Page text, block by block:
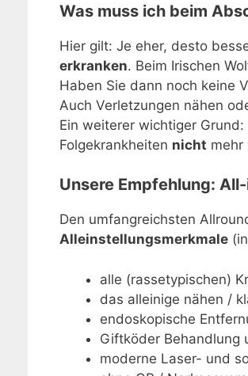
Was muss ich beim
Hier gilt: Je eher, desto
erkranken. Beim Irischen
Haben Sie dann noch keine
Auch Verletzungen nähen
Ein weiterer wichtiger
Folgekrankheiten nicht mehr
Unsere Empfehlung:
Den umfangreichsten
Alleinstellungsmerkmale(in
alle (rassetypischen)
das alleinige nähen /
endoskopische
Giftköder Behandlung
moderne Laser- und